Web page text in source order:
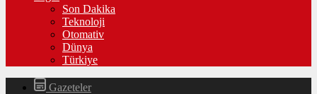
Son Dakika
Teknoloji
Otomativ
Dünya
Türkiye
Gazeteler